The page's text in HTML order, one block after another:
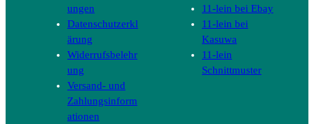
ungen
Datenschutzerkl
ärung
Widerrufsbelehr
ung
Versand- und
Zahlungsinform
ationen
11-lein bei Ebay
11-lein bei
Kasuwa
11-lein
Schnittmuster